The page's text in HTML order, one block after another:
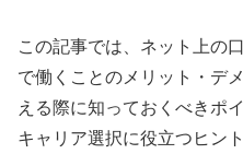
この記事では、ネット上の
で働くことのメリット・デ
える際に知っておくべきポ
キャリア選択に役立つヒン